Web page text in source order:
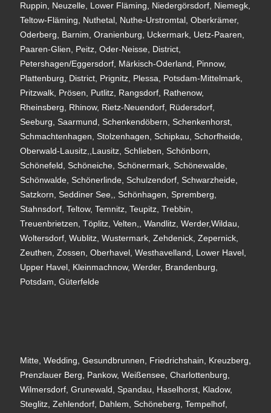
Ruppin, Neuzelle, Lower Fläming, Niedergörsdorf, Niemegk,
Teltow-Fläming, Nuthetal, Nuthe-Urstromtal, Oberkrämer,
Oderberg, Barnim, Oranienburg, Uckermark, Uetz-Paaren,
Paaren-Glien, Peitz, Oder-Neisse, District,
Petershagen/Eggersdorf, Märkisch-Oderland, Pinnow,
Plattenburg, District, Prignitz, Plessa, Potsdam-Mittelmark,
Pritzwalk, Prösen, Putlitz, Rangsdorf, Rathenow,
Rheinsberg, Rhinow, Rietz-Neuendorf, Rüdersdorf,
Seeburg, Saarmund, Schenkendöbern, Schenkenhorst,
Schmachtenhagen, Stolzenhagen, Schipkau, Schorfheide,
Oberwald-Lausitz,,Lausitz, Schlieben, Schönborn,
Schönefeld, Schöneiche, Schönermark, Schönewalde,
Schönwalde, Schönerlinde, Schulzendorf, Schwarzheide,
Satzkorn, Seddiner See,, Schönhagen, Spremberg,
Stahnsdorf, Teltow, Temnitz, Teupitz, Trebbin,
Treuenbrietzen, Töplitz, Velten,, Wandlitz, Werder,Wildau,
Woltersdorf, Wublitz, Wustermark, Zehdenick, Zepernick,
Zeuthen, Zossen, Oberhavel, Westhavelland, Lower Havel,
Upper Havel, Kleinmachnow, Werder, Brandenburg,
Potsdam, Güterfelde
Mitte, Wedding, Gesundbrunnen, Friedrichshain, Kreuzberg,
Prenzlauer Berg, Pankow, Weißensee, Charlottenburg,
Wilmersdorf, Grunewald, Spandau, Haselhorst, Kladow,
Steglitz, Zehlendorf, Dahlem, Schöneberg, Tempelhof,